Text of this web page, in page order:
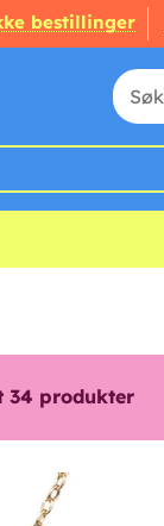
bestillinger
34 produkter